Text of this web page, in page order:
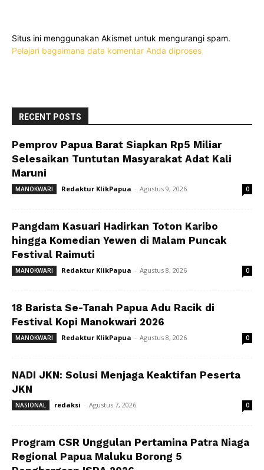
Situs ini menggunakan Akismet untuk mengurangi spam.
Pelajari bagaimana data komentar Anda diproses
RECENT POSTS
Pemprov Papua Barat Siapkan Rp5 Miliar
Selesaikan Tuntutan Masyarakat Adat Kali
Maruni
MANOKWARI Redaktur KlikPapua - Agustus 9, 2026 0
Pangdam Kasuari Hadirkan Toton Karibo
hingga Komedian Yewen di Malam Puncak
Festival Raimuti
MANOKWARI Redaktur KlikPapua - Agustus 8, 2026 0
18 Barista Se-Tanah Papua Adu Racik di
Festival Kopi Manokwari 2026
MANOKWARI Redaktur KlikPapua - Agustus 8, 2026 0
NADI JKN: Solusi Menjaga Keaktifan Peserta
JKN
NASIONAL redaksi - Agustus 7, 2026 0
Program CSR Unggulan Pertamina Patra Niaga
Regional Papua Maluku Borong 5